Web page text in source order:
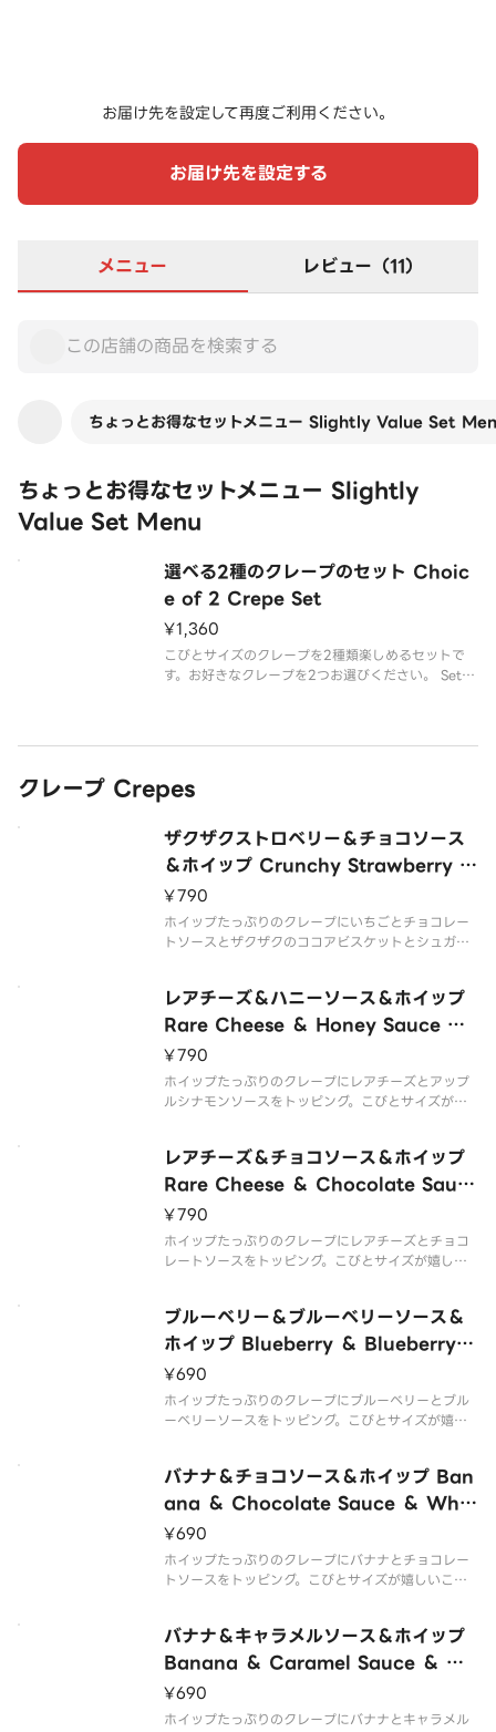
お届け先を設定して再度ご利用ください。
お届け先を設定する
メニュー レビュー（11）
ちょっとお得なセットメニュー Slightly Value Set
ちょっとお得なセットメニュー Slightly
Value Set Menu
選べる2種のクレープのセット Choic
e of 2 Crepe Set
¥1,360
こびとサイズのクレープを2種類楽しめるセットで
す。お好きなクレープを2つお選びください。 Set w
クレープ Crepes
ザクザクストロベリー＆チョコソース
＆ホイップ Crunchy Strawberry ＆
Chocolate Sauce ＆ Whipped Cr
eam
¥790
ホイップたっぷりのクレープにいちごとチョコレー
トソースとザクザクのココアビスケットとシュガー
m topped with strawber
レアチーズ＆ハニーソース＆ホイップ
Rare Cheese ＆ Honey Sauce ＆
Whipped Cream
¥790
ホイップたっぷりのクレープにレアチーズとアップ
ルシナモンソースをトッピング。こびとサイズが嬉
le cinn
レアチーズ＆チョコソース＆ホイップ
Rare Cheese ＆ Chocolate Sauc
e ＆ Whipped Cream
¥790
ホイップたっぷりのクレープにレアチーズとチョコ
レートソースをトッピング。こびとサイズが嬉しい
ate sa
ブルーベリー＆ブルーベリーソース＆
ホイップ Blueberry ＆ Blueberry S
auce ＆ Whipped Cream
¥690
ホイップたっぷりのクレープにブルーベリーとブル
ーベリーソースをトッピング。こびとサイズが嬉し
erry s
バナナ＆チョコソース＆ホイップ Ban
ana ＆ Chocolate Sauce ＆ Whip
ped Cream
¥690
ホイップたっぷりのクレープにバナナとチョコレー
トソースをトッピング。こびとサイズが嬉しいこび
e. A
バナナ＆キャラメルソース＆ホイップ
Banana ＆ Caramel Sauce ＆ W
hipped Cream
¥690
ホイップたっぷりのクレープにバナナとキャラメル